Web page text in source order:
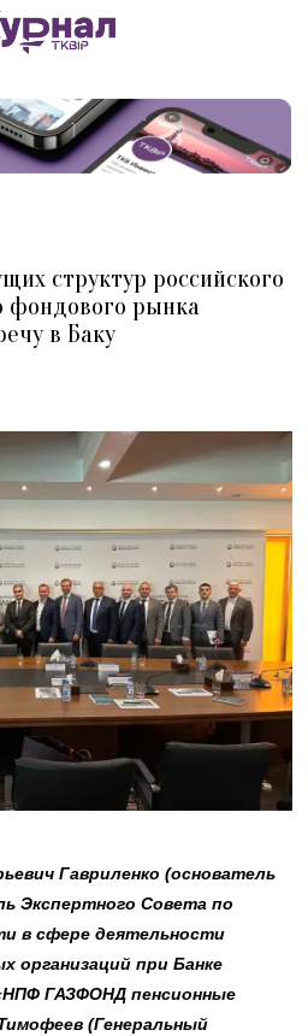
структур российского
фондового рынка
в Баку
Гавриленко (основатель
Экспертного Совета по
в сфере деятельности
организаций при Банке
ГАЗФОНД пенсионные
(Генеральный